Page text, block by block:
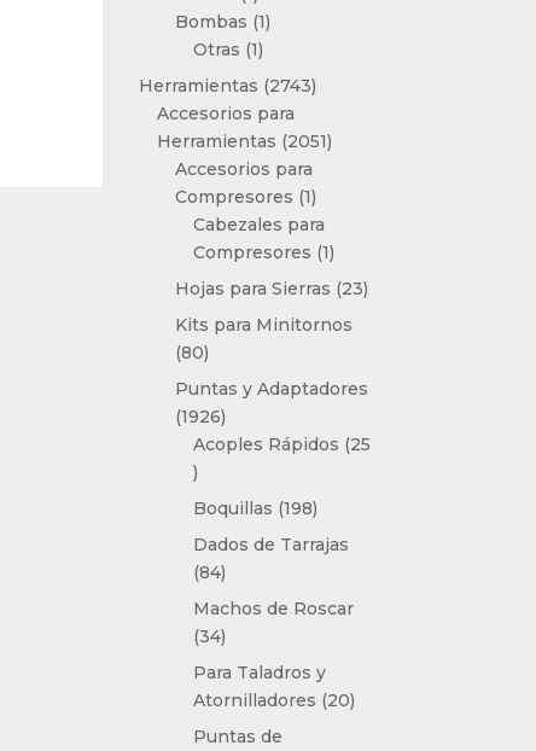
producto
Bombas 11
Otras 11
producto
Herramientas 27432743
Accesorios para
Herramientas
20512051
Accesorios para
Compresores 11
producto
Cabezales para
Compresores 11
producto
Hojas para Sierras 2323
Kits para Minitornos
8080
productos
Puntas y Adaptadores
19261926
productos
Acoples Rápidos
25
25
productos
Boquillas 198198
productos
Dados de Tarrajas
8484
productos
Machos de Roscar
3434
productos
Para Taladros y
Atornilladores
2020
Puntas de